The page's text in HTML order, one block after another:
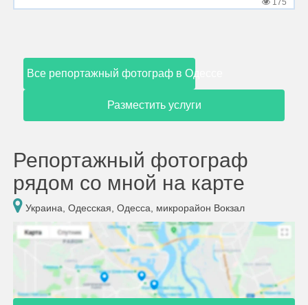
175
Все репортажный фотограф в Одессе
Разместить услуги
Репортажный фотограф
рядом со мной на карте
Украина, Одесская, Одесса, микрорайон Вокзал